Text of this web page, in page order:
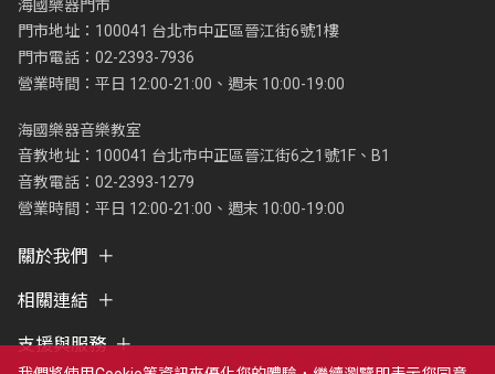
海國樂器門市
門市地址：100041 台北市中正區晉江街6號1樓
門市電話：02-2393-7936
營業時間：平日 12:00-21:00、週末 10:00-19:00
海國樂器音樂教室
音教地址：100041 台北市中正區晉江街6之1號1F、B1
音教電話：02-2393-1279
營業時間：平日 12:00-21:00、週末 10:00-19:00
關於我們
相關連結
支援與服務